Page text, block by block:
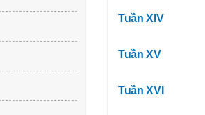
Tuần XIV
Tuần XV
Tuần XVI